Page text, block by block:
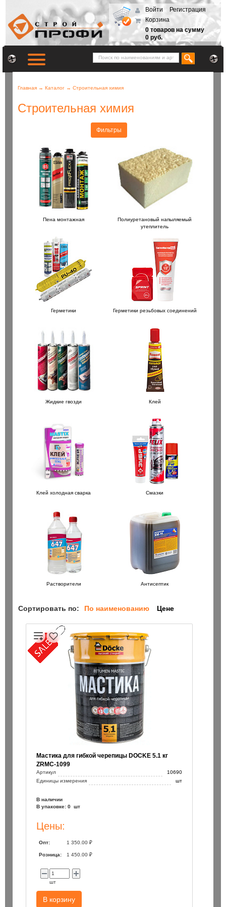
Войти
Регистрация
Корзина
0 товаров на сумму
0 руб.
Главная → Каталог → Строительная химия
Строительная химия
Фильтры
проникающая 100мл /
шт
Терка войлок Stayer
Пена монтажная
Полиуретановый напыляемый
утеплитель
Герметики Герметики резьбовых соединений
Жидкие гвозди Клей
Клей холодная сварка Смазки
Растворители Антисептик
Сортировать по: По наименованию Цене
Мастика для гибкой черепицы DOCKE 5.1 кг
ZRMC-1099
Артикул
10690
Единицы измерения
шт
В наличии
В упаковке: 0 шт
Цены:
Опт: 1 350.00 ₽
Розница: 1 450.00 ₽
шт
В корзину